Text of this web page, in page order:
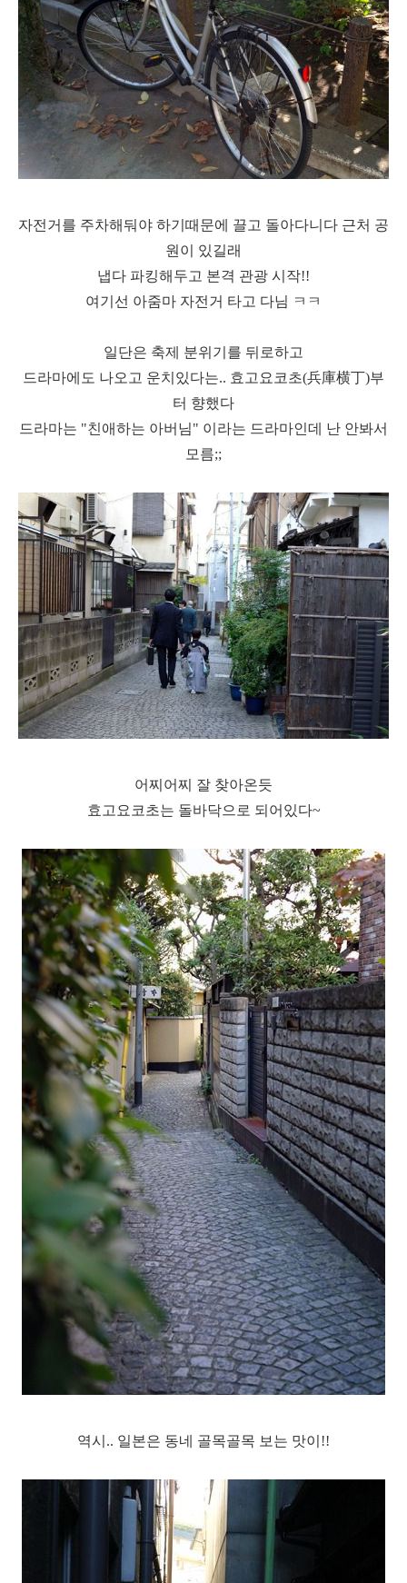
자전거를 주차해둬야 하기때문에 끌고 돌아다니다 근처 공
원이 있길래
냅다 파킹해두고 본격 관광 시작!!
여기선 아줌마 자전거 타고 다님 ㅋㅋ
일단은 축제 분위기를 뒤로하고
드라마에도 나오고 운치있다는.. 효고요코초(兵庫横丁)부
터 향했다
드라마는 "친애하는 아버님" 이라는 드라마인데 난 안봐서
모름;;
어찌어찌 잘 찾아온듯
효고요코초는 돌바닥으로 되어있다~
역시.. 일본은 동네 골목골목 보는 맛이!!